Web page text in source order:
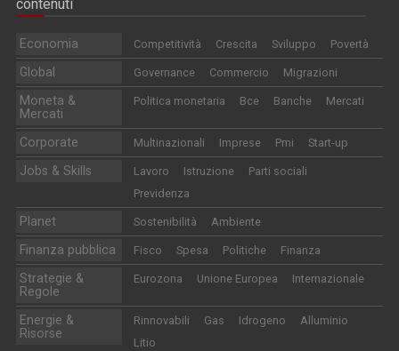
contenuti
Economia Competitività Crescita Sviluppo Povertà
Global Governance Commercio Migrazioni
Moneta &
Mercati
Politica monetaria Bce Banche Mercati
Corporate Multinazionali Imprese Pmi Start-up
Jobs & Skills Lavoro Istruzione
Parti sociali
Previdenza
Planet Sostenibilità Ambiente
Finanza pubblica Fisco Spesa Politiche Finanza
Strategie &
Regole
Eurozona Unione Europea Internazionale
Energie &
Risorse
Rinnovabili Gas Idrogeno
Alluminio
Litio